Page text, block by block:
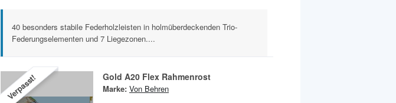
40 besonders stabile Federholzleisten in holmüberdeckenden Trio-
Federungselementen und 7 Liegezonen....
Verpasst! Gold A20 Flex Rahmenrost
Marke: Von Behren